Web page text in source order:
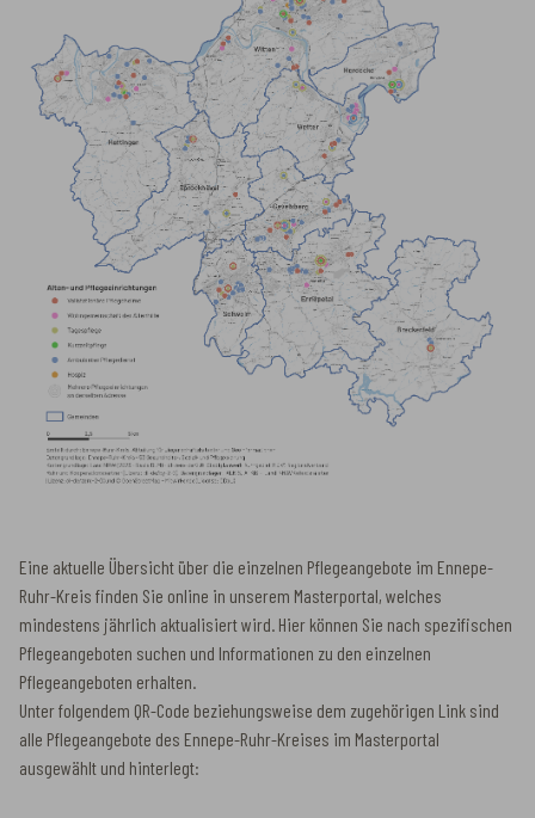
Eine aktuelle Übersicht über die einzelnen Pflegeangebote im Ennepe-
Ruhr-Kreis finden Sie online in unserem Masterportal, welches
mindestens jährlich aktualisiert wird. Hier können Sie nach spezifischen
Pflegeangeboten suchen und Informationen zu den einzelnen
Pflegeangeboten erhalten.
Unter folgendem QR-Code beziehungsweise dem zugehörigen Link sind
alle Pflegeangebote des Ennepe-Ruhr-Kreises im Masterportal
ausgewählt und hinterlegt: